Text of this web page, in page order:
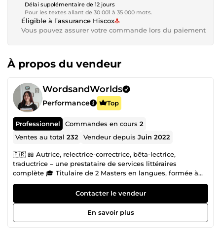
Délai supplémentaire de 12 jours
Pour les textes allant de 30 001 à 35 000 mots.
Éligible à l’assurance Hiscox
Vous pouvez assurer votre commande lors du paiement
À propos du vendeur
WordsandWorlds
Performance Top
Professionnel Commandes en cours2
Ventes au total232 Vendeur depuisJuin 2022
🇫🇷 📖 Autrice, relectrice-correctrice, bêta-lectrice,
traductrice – une prestataire de services littéraires
complète 🎓 Titulaire de 2 Masters en langues, formée à
l’EFLC, ancienne professeure de français 🏅 Niveau expert
au Certificat Voltaire et au Certificat Le Robert – niveau C1
en anglais 📚 Bienveillance, rigueur, précision sont mes
maîtres-mots ! ✍🏻 J'accompagne les auteurices quels que
soient leurs besoins Toutes les histoires méritent d’être
Contacter le vendeur
En savoir plus